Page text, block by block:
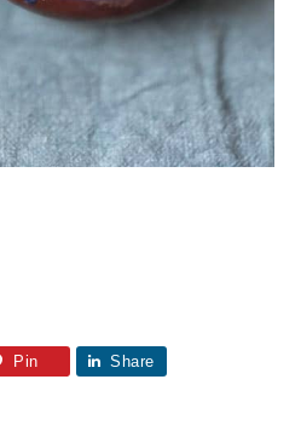
Pin Share